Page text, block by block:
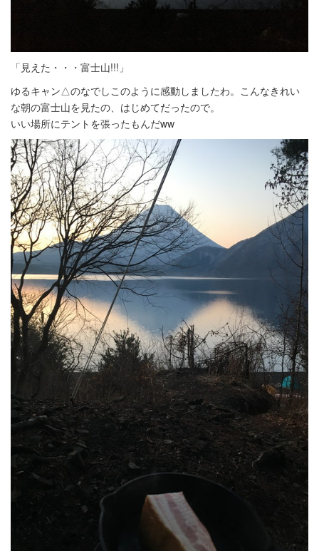
「見えた・・・富士山!!!」
ゆるキャン△のなでしこのように感動しましたわ。こんなきれい
な朝の富士山を見たの、はじめてだったので。
いい場所にテントを張ったもんだww